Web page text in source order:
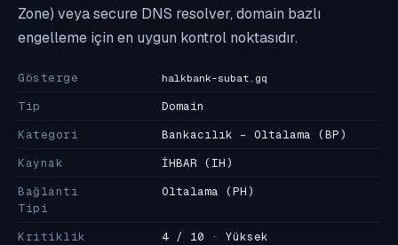
Zone) veya secure DNS resolver, domain bazlı
engelleme için en uygun kontrol noktasıdır.
Gösterge halkbank-subat.gq
Tip
Domain
Kategori
Bankacılık - Oltalama (BP)
Kaynak
İHBAR (IH)
Bağlantı
Tipi
Oltalama (PH)
Kritiklik
4 / 10 · Yüksek